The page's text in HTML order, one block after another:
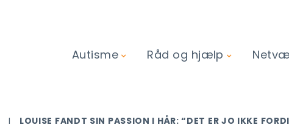
Autisme
Råd og hjælp
LOUISE FANDT SIN PASSION I HÅR: “DET ER JO IKKE